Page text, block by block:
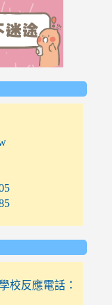
校反應電話：